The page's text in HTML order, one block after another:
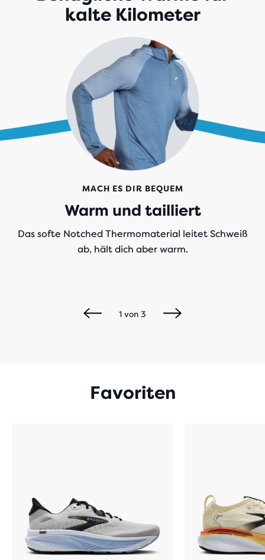
kalte Kilometer
MACH ES DIR BEQUEM
Warm und tailliert
Das softe Notched Thermomaterial leitet Schweiß
ab, hält dich aber warm.
1 von 3
Favoriten